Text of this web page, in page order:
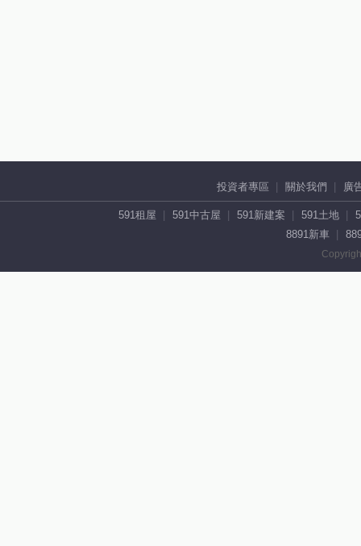
投資者專區 關於我們 廣
591租屋 591中古屋 591新建案 591土地
8891新車